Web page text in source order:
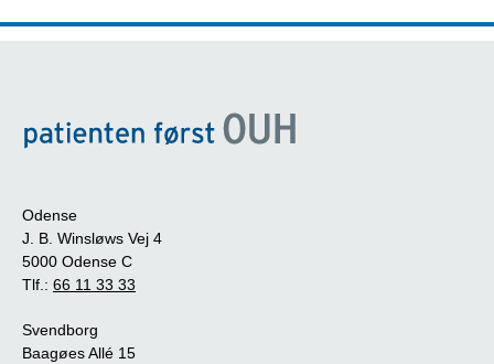
Odense
J. B. Winsløws Vej 4
5000 Odense C
Tlf.: 66 11 33 33
Svendborg
Baagøes Allé 15